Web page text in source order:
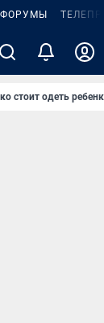
ФОРУМЫ
стоит одеть